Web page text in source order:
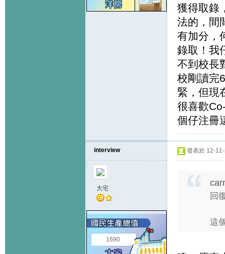
獲得取錄
法的，間
有加分，
錄取！我
不到校長
校剛讀完
緊，但現
很喜歡
個仔注冊
interview
大宅
1690
發表於 12-
回
這